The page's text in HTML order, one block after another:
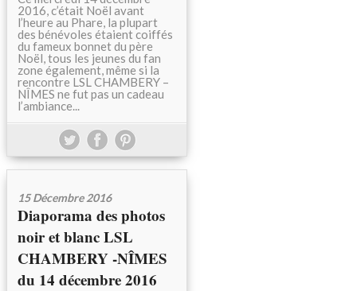
2016, c’était Noël avant
l’heure au Phare, la plupart
des bénévoles étaient coiffés
du fameux bonnet du père
Noël, tous les jeunes du fan
zone également, même si la
rencontre LSL CHAMBERY –
NÎMES ne fut pas un cadeau
l’ambiance...
15 Décembre 2016
Diaporama des photos
noir et blanc LSL
CHAMBERY -NÎMES
du 14 décembre 2016